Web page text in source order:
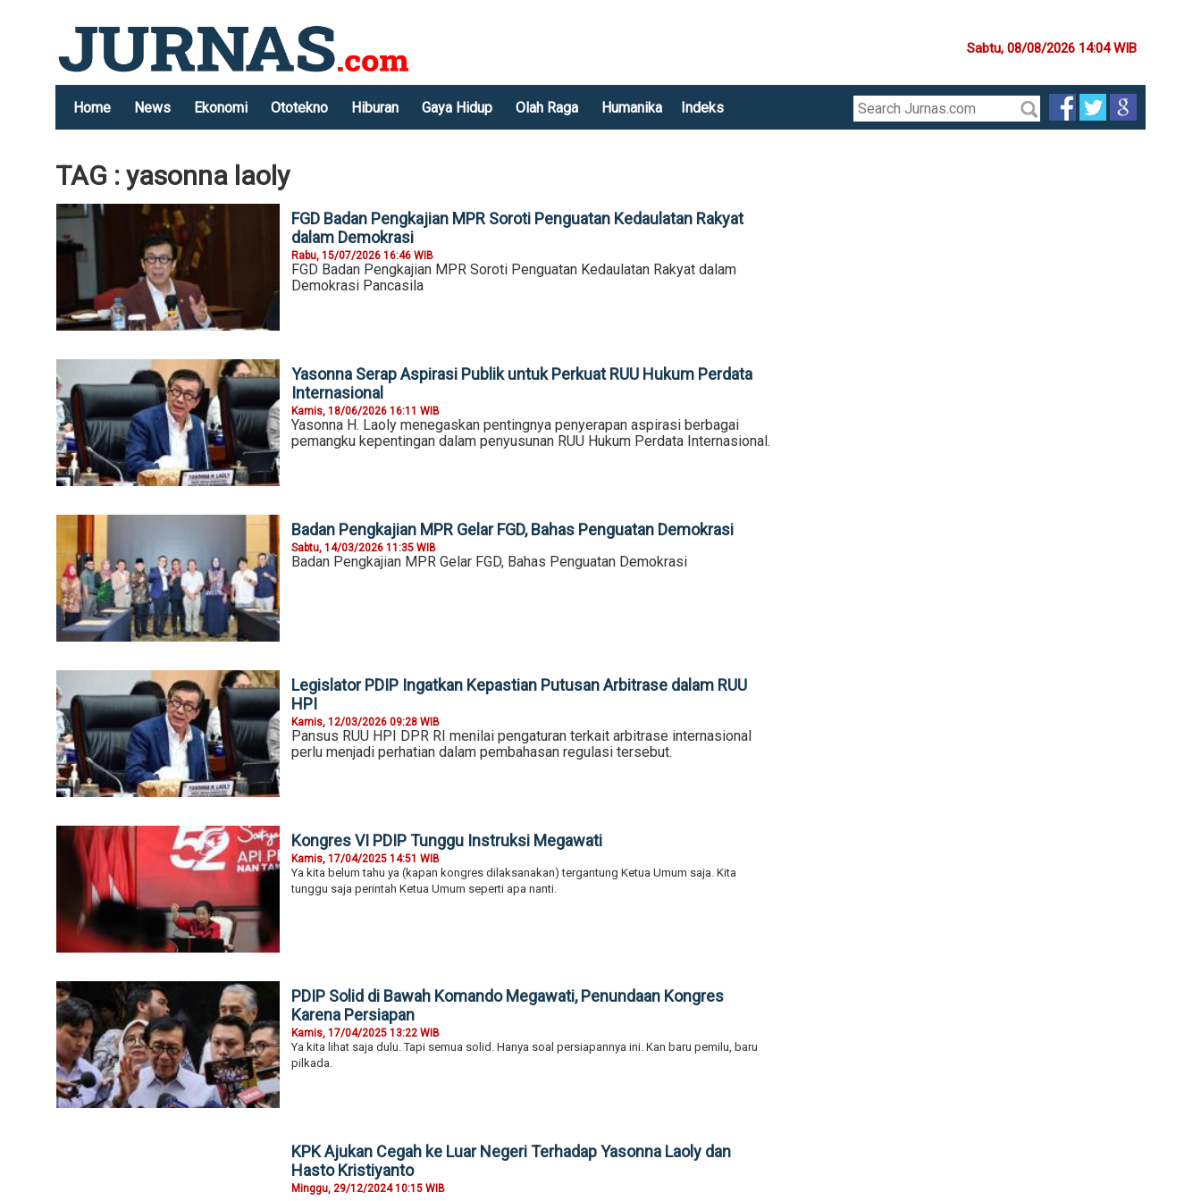
Sabtu, 08/08/2026 14:04 WIB
Home News Ekonomi Ototekno Hiburan Gaya Hidup Olah Raga Humanika Indeks
TAG : yasonna laoly
FGD Badan Pengkajian MPR Soroti Penguatan Kedaulatan Rakyat
dalam Demokrasi
Rabu, 15/07/2026 16:46 WIB
FGD Badan Pengkajian MPR Soroti Penguatan Kedaulatan Rakyat dalam
Demokrasi Pancasila
Yasonna Serap Aspirasi Publik untuk Perkuat RUU Hukum Perdata
Internasional
Kamis, 18/06/2026 16:11 WIB
Yasonna H. Laoly menegaskan pentingnya penyerapan aspirasi berbagai
pemangku kepentingan dalam penyusunan RUU Hukum Perdata Internasional.
Badan Pengkajian MPR Gelar FGD, Bahas Penguatan Demokrasi
Sabtu, 14/03/2026 11:35 WIB
Badan Pengkajian MPR Gelar FGD, Bahas Penguatan Demokrasi
Legislator PDIP Ingatkan Kepastian Putusan Arbitrase dalam RUU
HPI
Kamis, 12/03/2026 09:28 WIB
Pansus RUU HPI DPR RI menilai pengaturan terkait arbitrase internasional
perlu menjadi perhatian dalam pembahasan regulasi tersebut.
Kongres VI PDIP Tunggu Instruksi Megawati
Kamis, 17/04/2025 14:51 WIB
Ya kita belum tahu ya (kapan kongres dilaksanakan) tergantung Ketua Umum saja. Kita
tunggu saja perintah Ketua Umum seperti apa nanti.
PDIP Solid di Bawah Komando Megawati, Penundaan Kongres
Karena Persiapan
Kamis, 17/04/2025 13:22 WIB
Ya kita lihat saja dulu. Tapi semua solid. Hanya soal persiapannya ini. Kan baru pemilu, baru
pilkada.
KPK Ajukan Cegah ke Luar Negeri Terhadap Yasonna Laoly dan
Hasto Kristiyanto
Minggu, 29/12/2024 10:15 WIB